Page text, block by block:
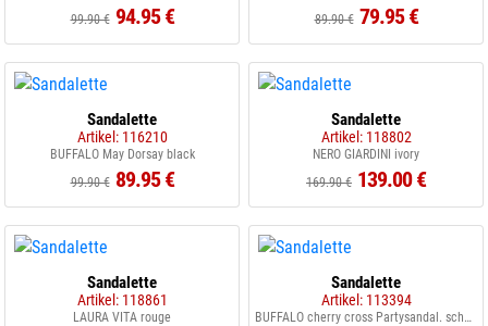
99.90 € 94.95 €
89.90 € 79.95 €
Sandalette
Artikel: 116210
BUFFALO May Dorsay black
99.90 € 89.95 €
Sandalette
Artikel: 118802
NERO GIARDINI ivory
169.90 € 139.00 €
Sandalette
Artikel: 118861
LAURA VITA rouge
Sandalette
Artikel: 113394
BUFFALO cherry cross Partysandal. schwarz